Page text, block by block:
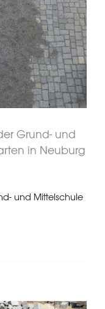
an
Grund- und
in Neuburg
und Mittelschule